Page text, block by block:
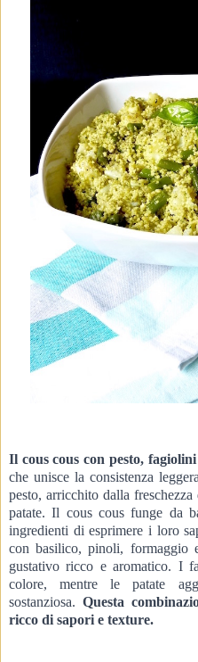
Il cous cous con pesto,
che unisce la consistenza
pesto, arricchito dalla
patate. Il cous cous funge da
ingredienti di esprimere i loro
con basilico, pinoli, formaggio
gustativo ricco e aromatico. I
colore, mentre le patate
sostanziosa. Questa
ricco di sapori e texture.